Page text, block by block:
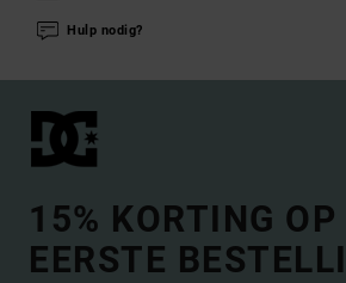
Hulp nodig?
15% KORTING OP
EERSTE